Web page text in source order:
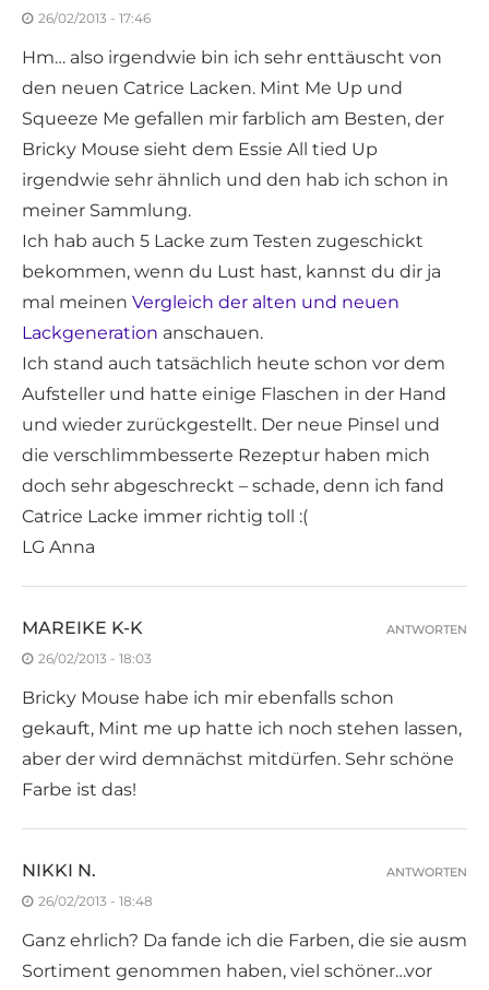
26/02/2013 - 17:46
Hm… also irgendwie bin ich sehr enttäuscht von
den neuen Catrice Lacken. Mint Me Up und
Squeeze Me gefallen mir farblich am Besten, der
Bricky Mouse sieht dem Essie All tied Up
irgendwie sehr ähnlich und den hab ich schon in
meiner Sammlung.
Ich hab auch 5 Lacke zum Testen zugeschickt
bekommen, wenn du Lust hast, kannst du dir ja
mal meinen Vergleich der alten und neuen
Lackgeneration anschauen.
Ich stand auch tatsächlich heute schon vor dem
Aufsteller und hatte einige Flaschen in der Hand
und wieder zurückgestellt. Der neue Pinsel und
die verschlimmbesserte Rezeptur haben mich
doch sehr abgeschreckt – schade, denn ich fand
Catrice Lacke immer richtig toll :(
LG Anna
MAREIKE K-K
26/02/2013 - 18:03
Bricky Mouse habe ich mir ebenfalls schon
gekauft, Mint me up hatte ich noch stehen lassen,
aber der wird demnächst mitdürfen. Sehr schöne
Farbe ist das!
ANTWORTEN
NIKKI N.
26/02/2013 - 18:48
Ganz ehrlich? Da fande ich die Farben, die sie ausm
Sortiment genommen haben, viel schöner…vor
ANTWORTEN